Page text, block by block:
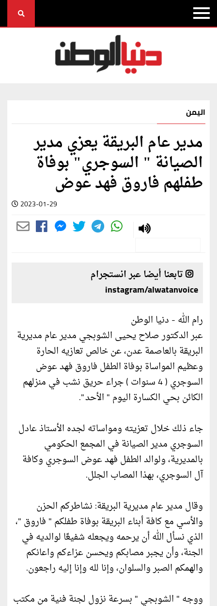
اليمن
مدير عام البريقة يعزي مدير
الصيانة " السوجري" بوفاة
طفلهم فاروق فهد عوض
2023-01-29
تابعنا أيضا عبر انستجرام
instagram/alwatanvoice
رام الله - دنيا الوطن
عبر الدكتور صلاح يحيى الشوبجي مدير عام مديرية
البريقة بالعاصمة عدن، عن خالص تعازيه الحارة
وعظيم المواساة بوفاة الطفل فاروق فهد عوض
السوجري ( 4 سنوات ) جراء حريق نشب في منزلهم
الكائن بحي الكسارة اليوم " الأحد ".
جاء ذلك خلال تعزيته ومواساته لجده الأستاذ عادل
السوجري مدير الصيانة في المجمع الحكومي
بالمديرية، ولوالد الطفل فهد عوض السوجري وكافة
آل السوجري، بهذا المصاب الجلل.
وقال مدير عام مديرية البريقة: نشاطركم الحزن
والأسي مع كافة أبناء البريقة بوفاة طفلكم " فاروق "،
الذي نسأل الله أن يرحمه ويجعله شفيعًا لوالديه في
الجنة، وأن يجبر مصابكم ويحسن عزاءكم واعانكم
والهمكم الصبر والسلوان، وإنا لله وإنا إليه راجعون.
ووجه " الشوبجي " بسرعة نزول لجنة فنية من مكتب